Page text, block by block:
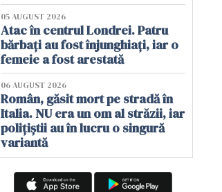
05 AUGUST 2026
Atac în centrul Londrei. Patru
bărbați au fost înjunghiați, iar o
femeie a fost arestată
06 AUGUST 2026
Român, găsit mort pe stradă în
Italia. NU era un om al străzii, iar
polițiștii au în lucru o singură
variantă